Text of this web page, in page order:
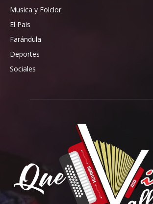
Musica y Folclor
El Pais
Farándula
Deportes
Sociales